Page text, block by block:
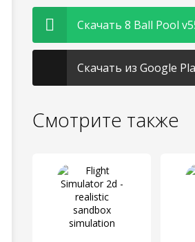
Скачать 8 Ball Pool
Скачать из Google
Смотрите также